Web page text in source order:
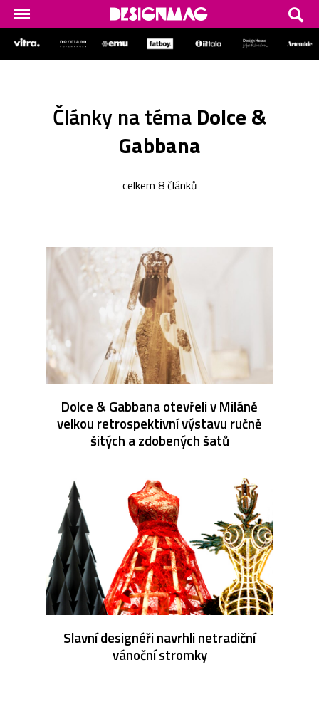
Články na témaDolce &
Gabbana
celkem 8 článků
Dolce & Gabbana otevřeli v Miláně
velkou retrospektivní výstavu ručně
šitých a zdobených šatů
Slavní designéři navrhli netradiční
vánoční stromky